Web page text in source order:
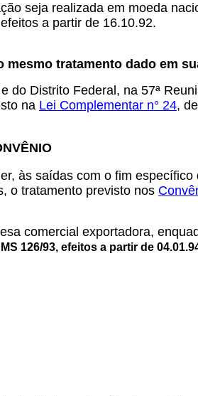
seja realizada em moeda
a partir de 16.10.92.
tratamento dado em
Distrito Federal, na 57ª
na Lei Complementar n° 24,
às saídas com o fim
o tratamento previsto nos
comercial exportadora,
126/93, efeitos a partir de